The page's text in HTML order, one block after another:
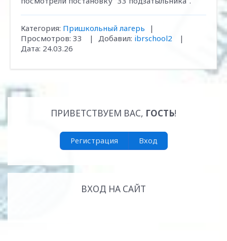
Категория: Пришкольный лагерь
|
Просмотров: 33 | Добавил: ibrschool2
|
Дата: 24.03.26
ПРИВЕТСТВУЕМ ВАС, ГОСТЬ!
Регистрация Вход
ВХОД НА САЙТ